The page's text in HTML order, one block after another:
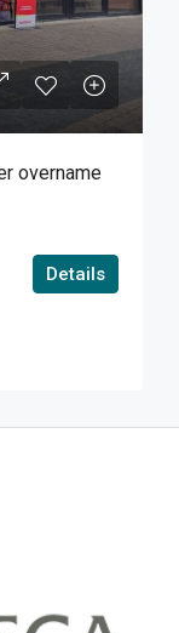
overname
Details